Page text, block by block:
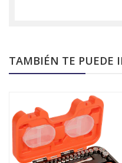
TAMBIÉN TE PUEDE